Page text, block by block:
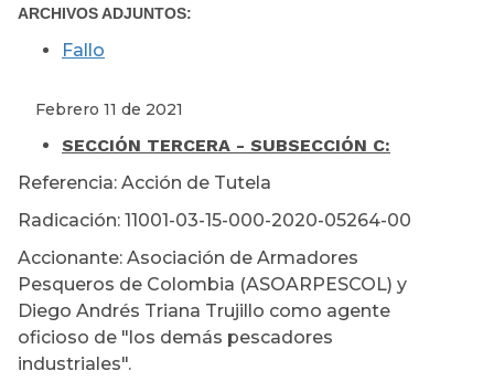
ARCHIVOS ADJUNTOS:
Fallo
Febrero 11 de 2021
SECCIÓN TERCERA - SUBSECCIÓN C:
Referencia: Acción de Tutela
Radicación: 11001-03-15-000-2020-05264-00
Accionante: Asociación de Armadores
Pesqueros de Colombia (ASOARPESCOL) y
Diego Andrés Triana Trujillo como agente
oficioso de "los demás pescadores
industriales".